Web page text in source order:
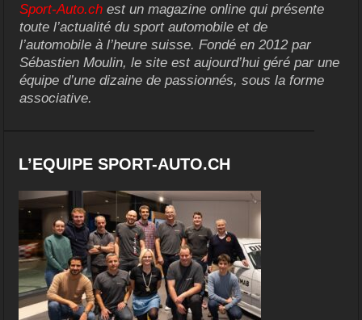
Sport-Auto.ch est un magazine online qui présente
toute l’actualité du sport automobile et de
l’automobile à l’heure suisse. Fondé en 2012 par
Sébastien Moulin, le site est aujourd’hui géré par une
équipe d’une dizaine de passionnés, sous la forme
associative.
L’EQUIPE SPORT-AUTO.CH